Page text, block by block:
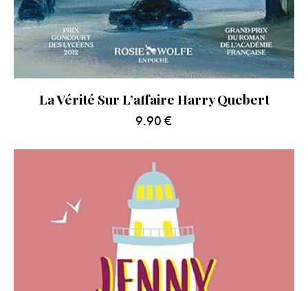
La Vérité Sur L’affaire Harry Quebert
9.90 €